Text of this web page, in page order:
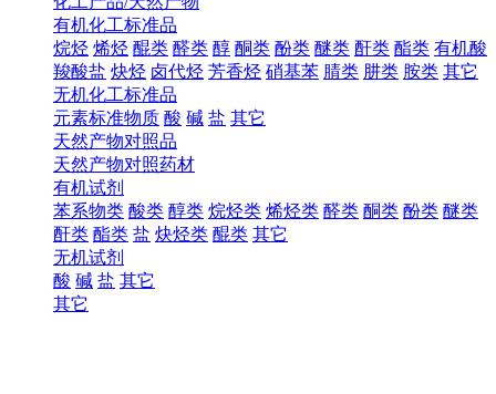
有机化工标准品
烷烃 烯烃 醌类 醛类 醇 酮类 酚类 醚类 酐类 酯类 有机酸
羧酸盐 炔烃 卤代烃 芳香烃 硝基苯 腈类 肼类 胺类 其它
无机化工标准品
元素标准物质 酸 碱 盐 其它
天然产物对照品
天然产物对照药材
有机试剂
苯系物类 酸类 醇类 烷烃类 烯烃类 醛类 酮类 酚类 醚类
酐类 酯类 盐 炔烃类 醌类 其它
无机试剂
酸 碱 盐 其它
其它